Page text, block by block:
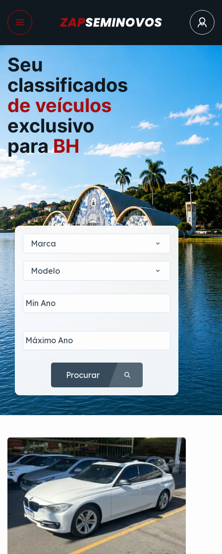
Seu
classificados
de veículos
exclusivo
paraBH
Marca
Modelo
Procurar